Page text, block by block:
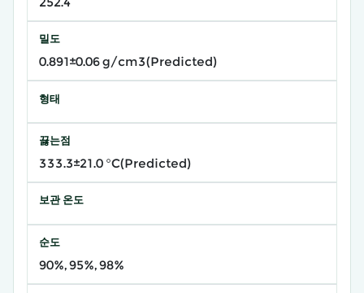
밀도
0.891±0.06 g/cm3(Predicted)
형태
끓는점
333.3±21.0 °C(Predicted)
보관 온도
순도
90%, 95%, 98%